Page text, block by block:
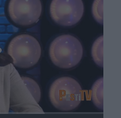
Lost Your Password?